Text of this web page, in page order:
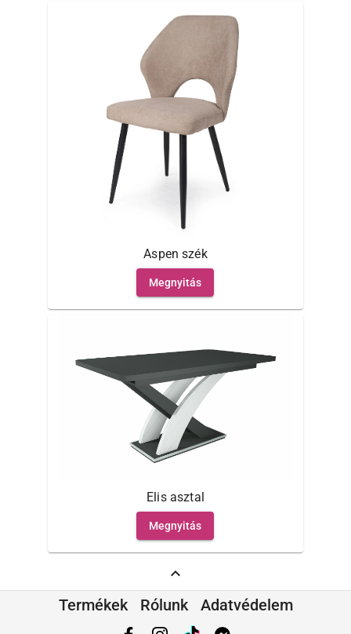
Aspen szék
Megnyitás
Elis asztal
Megnyitás
expand_less
Termékek
Rólunk Adatvédelem